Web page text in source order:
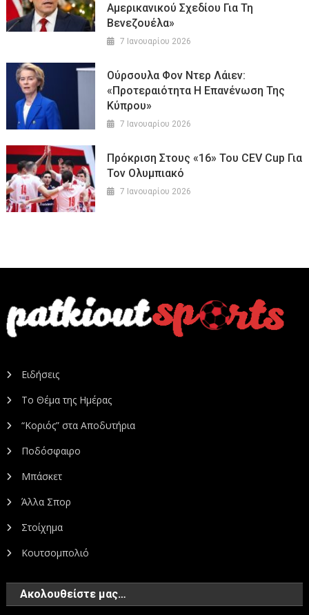
Αμερικανικού Σχεδίου Για Τη
Βενεζουέλα»
7 Ιανουαρίου 2026
Ούρσουλα Φον Ντερ Λάιεν:
«Προτεραιότητα Η Επανένωση Της
Κύπρου»
7 Ιανουαρίου 2026
Πρόκριση Στους «16» Του CEV Cup Για
Τον Ολυμπιακό
7 Ιανουαρίου 2026
Ειδήσεις
Το Θέμα της Ημέρας
“Κοριός” στα Αποδυτήρια
Ποδόσφαιρο
Μπάσκετ
Άλλα Σπορ
Στοίχημα
Κουτσομπολιό
Ακολουθείστε μας…